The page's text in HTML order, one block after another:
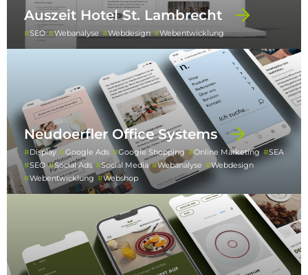
Auszeit Hotel St. Lambrecht
SEO Webanalyse Webdesign Webentwicklung
Neudoerfler Office Systems
Display Google Ads Google Shopping Online Marketing
SEA
SEO
Social Ads Social Media Webanalyse
Webdesign
Webentwicklung
Webshop